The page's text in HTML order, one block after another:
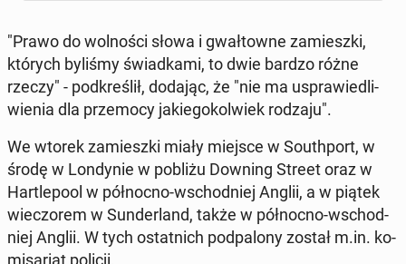
"Prawo do wol­no­ści słowa i gwał­tow­ne za­miesz­ki,
których byliśmy świad­ka­mi, to dwie bardzo różne
rzeczy" - pod­kre­ślił, dodając, że "nie ma uspra­wie­dli­
wie­nia dla prze­mo­cy ja­kie­go­kol­wiek rodzaju".
We wtorek za­miesz­ki miały miejsce w So­uth­port, w
środę w Lon­dy­nie w pobliżu Downing Street oraz w
Har­tle­po­ol w pół­noc­no-wschod­niej Anglii, a w piątek
wie­czo­rem w Sun­der­land, także w pół­noc­no-wschod­
niej Anglii. W tych ostat­nich pod­pa­lo­ny został m.in. ko­